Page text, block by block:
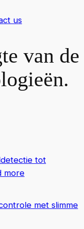
us
van de
tot
more
met slimme